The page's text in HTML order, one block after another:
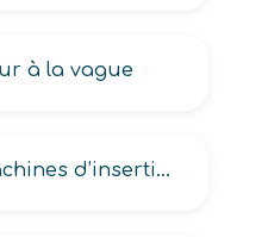
à la vague
Opérateur sur machines d’insertion de composants électroniques